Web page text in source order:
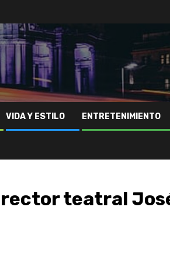
VIDA Y ESTILO ENTRETENIMIENTO
teatral